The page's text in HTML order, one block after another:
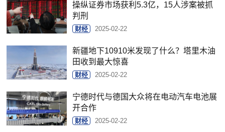
操纵证券市场获利5.3亿，15人涉案被抓
判刑
财经 2025-02-22
新疆地下10910米发现了什么？塔里木油
田收到最大惊喜
财经 2025-02-22
宁德时代与德国大众将在电动汽车电池展
开合作
财经 2025-02-22